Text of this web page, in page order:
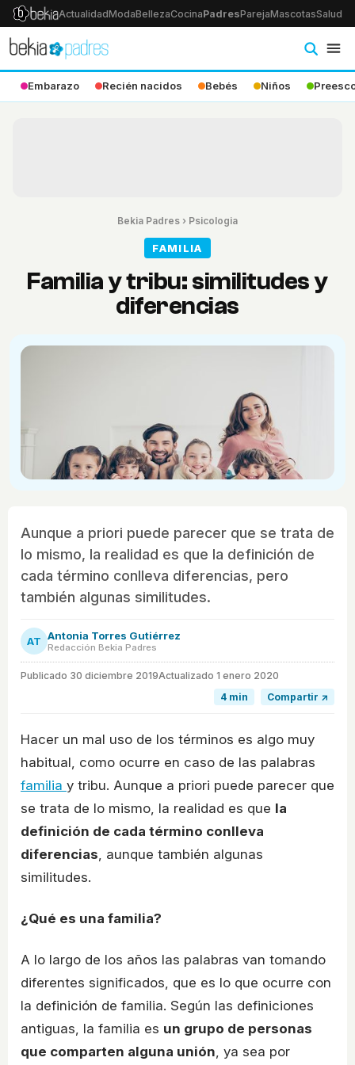
ActualidadModaBellezaCocinaPadresParejaMascotasSalud
Embarazo Recién nacidos Bebés Niños
Bekia Padres › Psicologia
FAMILIA
Familia y tribu: similitudes y
diferencias
Aunque a priori puede parecer que se trata de
lo mismo, la realidad es que la definición de
cada término conlleva diferencias, pero
también algunas similitudes.
AT Antonia Torres Gutiérrez
Redacción Bekia Padres
Publicado 30 diciembre 2019Actualizado 1 enero 2020
4 min
Compartir ↗
Hacer un mal uso de los términos es algo muy
habitual, como ocurre en caso de las palabras
familia y tribu. Aunque a priori puede parecer que
se trata de lo mismo, la realidad es que la
definición de cada término conlleva
diferencias, aunque también algunas
similitudes.
¿Qué es una familia?
A lo largo de los años las palabras van tomando
diferentes significados, que es lo que ocurre con
la definición de familia. Según las definiciones
antiguas, la familia es un grupo de personas
que comparten alguna unión , ya sea por